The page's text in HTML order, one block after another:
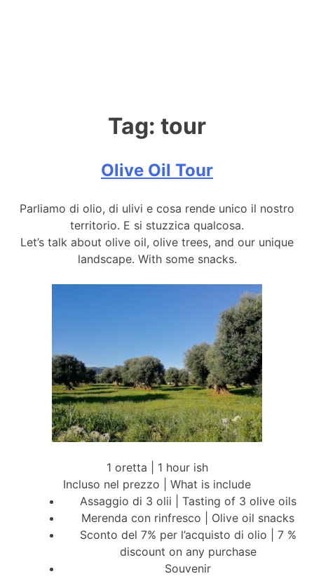
Tag: tour
Olive Oil Tour
Parliamo di olio, di ulivi e cosa rende unico il nostro
territorio. E si stuzzica qualcosa.
Let’s talk about olive oil, olive trees, and our unique
landscape. With some snacks.
1 oretta | 1 hour ish
Incluso nel prezzo | What is include
Assaggio di 3 olii | Tasting of 3 olive oils
Merenda con rinfresco | Olive oil snacks
Sconto del 7% per l’acquisto di olio | 7 %
discount on any purchase
Souvenir